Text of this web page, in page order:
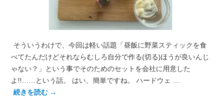
そういうわけで、今回は軽い話題「昼飯に野菜スティックを食
べてたんだけどそれならむしろ自分で作る(切る)ほうが良いんじ
ゃない？」という事でそのためのセットを会社に用意した
よ!!……という話。 はい、簡単ですね。 ハードウェ …
続きを読む →